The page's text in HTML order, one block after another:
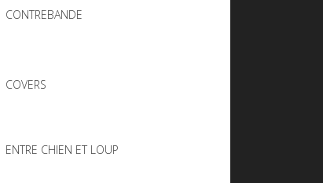
CONTREBANDE
COVERS
ENTRE CHIEN ET LOUP